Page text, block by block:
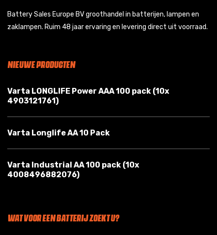
Battery Sales Europe BV groothandel in batterijen, lampen en
zaklampen. Ruim 48 jaar ervaring en levering direct uit voorraad.
NIEUWE PRODUCTEN
Varta LONGLIFE Power AAA 100 pack (10x
4903121761)
Varta Longlife AA 10 Pack
Varta Industrial AA 100 pack (10x
4008496882076)
WAT VOOR EEN BATTERIJ ZOEKT U?